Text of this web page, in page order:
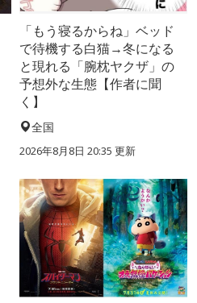
「もう寝るからね」ベッド
で待機する白猫→冬になる
と現れる「腕枕ヤクザ」の
予想外な生態【作者に聞
く】
全国
2026年8月8日 20:35 更新